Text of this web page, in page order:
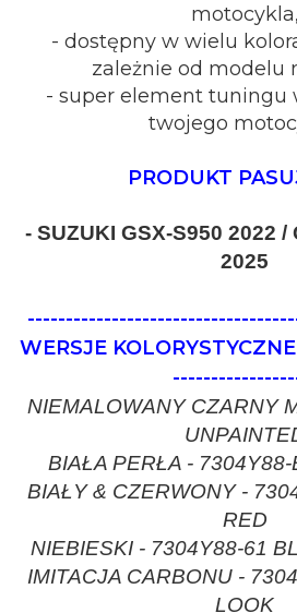
motocykla,
- dostępny w wielu
zależnie od modelu
- super element tuningu
twojego
PRODUKT
- SUZUKI GSX-S950 2022 /
2025
WERSJE KOLORYSTYCZNE
NIEMALOWANY CZARNY
BIAŁA PERŁA -
BIAŁY & CZERWONY -
RED
NIEBIESKI - 7304Y88-61
IMITACJA CARBONU -
LOOK